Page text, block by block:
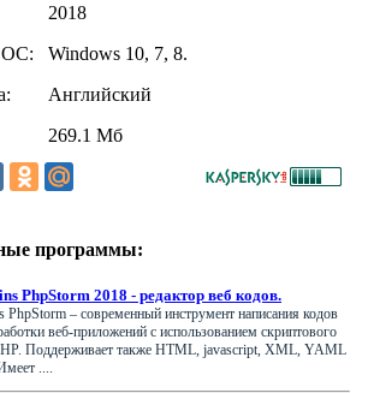
2018
ОС:
Windows 10, 7, 8.
Английский
269.1 Мб
программы:
PhpStorm 2018 - редактор веб кодов.
PhpStorm – современный инструмент написания кодов
веб-приложений с использованием скриптового
Поддерживает также HTML, javascript, XML, YAML
....